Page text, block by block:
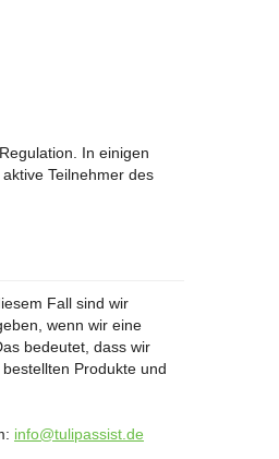
In einigen
Teilnehmer des
Fall sind wir
wenn wir eine
bedeutet, dass wir
Produkte und
info@tulipassist.de